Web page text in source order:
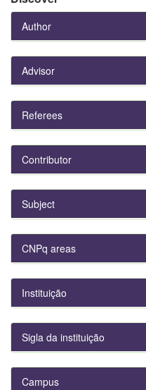
Author
Advisor
Referees
Contributor
Subject
CNPq areas
Instituição
Sigla da instituição
Campus